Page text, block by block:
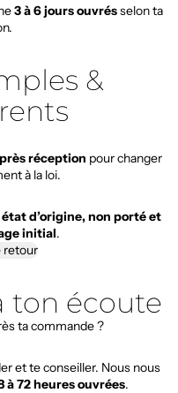
3 à 6 jours ouvrésselon ta
&
réception pour changer
à la loi.
d’origine, non porté et
initial.
retour
ton écoute
ta commande ?
et te conseiller. Nous nous
à 72 heures ouvrées.